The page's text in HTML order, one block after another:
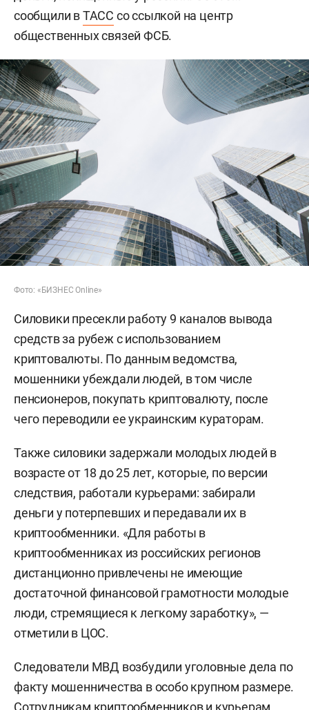
сообщили вТАСС со ссылкой на центр
общественных связей ФСБ.
Фото: «БИЗНЕС Online»
Силовики пресекли работу 9 каналов вывода
средств за рубеж с использованием
криптовалюты. По данным ведомства,
мошенники убеждали людей, в том числе
пенсионеров, покупать криптовалюту, после
чего переводили ее украинским кураторам.
Также силовики задержали молодых людей в
возрасте от 18 до 25 лет, которые, по версии
следствия, работали курьерами: забирали
деньги у потерпевших и передавали их в
криптообменники. «Для работы в
криптообменниках из российских регионов
дистанционно привлечены не имеющие
достаточной финансовой грамотности молодые
люди, стремящиеся к легкому заработку», —
отметили в ЦОС.
Следователи МВД возбудили уголовные дела по
факту мошенничества в особо крупном размере.
Сотрудникам криптообменников и курьерам